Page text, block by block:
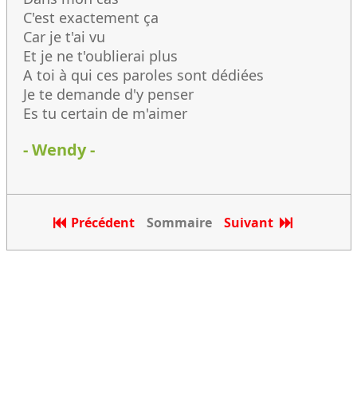
C'est exactement ça
Car je t'ai vu
Et je ne t'oublierai plus
A toi à qui ces paroles sont dédiées
Je te demande d'y penser
Es tu certain de m'aimer
- Wendy -
Précédent Sommaire Suivant